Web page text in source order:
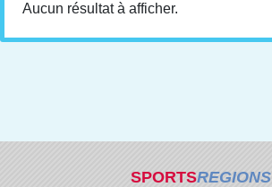
Aucun résultat à afficher.
SPORTSREGIONS